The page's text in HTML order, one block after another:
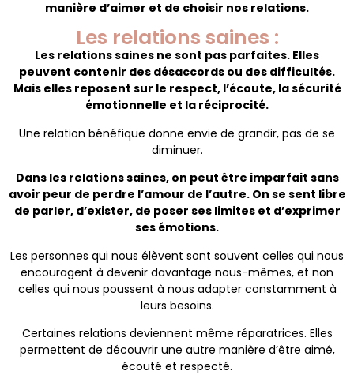
manière d’aimer et de choisir nos relations.
Les relations saines :
Les relations saines ne sont pas parfaites. Elles
peuvent contenir des désaccords ou des difficultés.
Mais elles reposent sur le respect, l’écoute, la sécurité
émotionnelle et la réciprocité.
Une relation bénéfique donne envie de grandir, pas de se
diminuer.
Dans les relations saines, on peut être imparfait sans
avoir peur de perdre l’amour de l’autre. On se sent libre
de parler, d’exister, de poser ses limites et d’exprimer
ses émotions.
Les personnes qui nous élèvent sont souvent celles qui nous
encouragent à devenir davantage nous-mêmes, et non
celles qui nous poussent à nous adapter constamment à
leurs besoins.
Certaines relations deviennent même réparatrices. Elles
permettent de découvrir une autre manière d’être aimé,
écouté et respecté.